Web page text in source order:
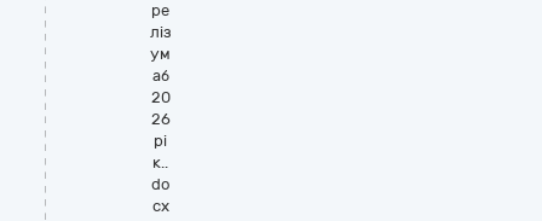
ре
ліз
ум
аб
20
26
рі
к..
do
cx